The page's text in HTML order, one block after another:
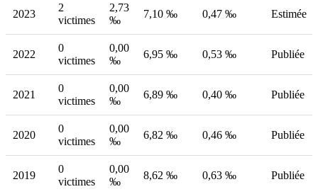
2023
2
victimes
2,73
‰
7,10 ‰ 0,47 ‰ Estimée
2022
0
victimes
0,00
‰
6,95 ‰ 0,53 ‰ Publiée
2021
0
victimes
0,00
‰
6,89 ‰ 0,40 ‰ Publiée
2020
0
victimes
0,00
‰
6,82 ‰ 0,46 ‰ Publiée
2019
0
victimes
0,00
‰
8,62 ‰ 0,63 ‰ Publiée